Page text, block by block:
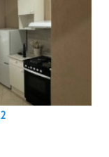
2